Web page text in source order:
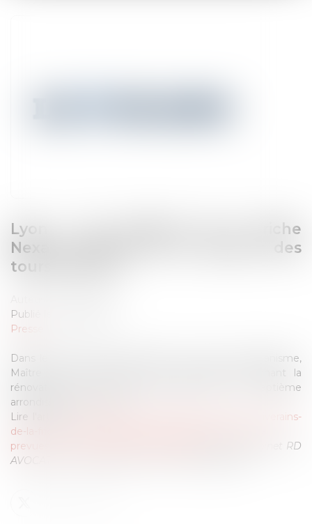
Lyon : les riverains de la friche
Nexans inquiets de la hauteur des
tours prévues
Publié le :
Presse
Dans le cadre de sa compétence en droit de l'urbanisme,
Maître Rémy DANDAN a été interrogé concernant la
rénovation de la friche Nexans dans le septième
arrondissement de Lyon.
Lire l'article :
https://www.lefigaro.fr/lyon/a-lyon-les-riverains-
de-la-friche-nexans-inquiets-de-la-hauteur-des-tours-
prevues-sous-leurs-fenetres-20230426
N.B. : Le cabinet RD
AVOCATS est compétent en droit de l’urbanisme.